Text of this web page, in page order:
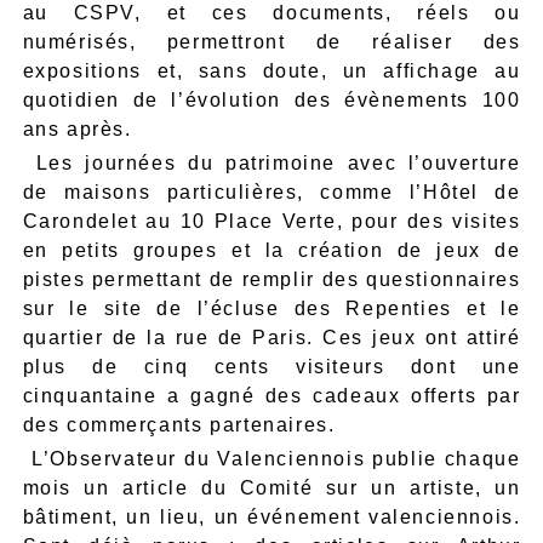
au CSPV, et ces documents, réels ou
numérisés, permettront de réaliser des
expositions et, sans doute, un affichage au
quotidien de l’évolution des évènements 100
ans après.
 Les journées du patrimoine avec l’ouverture
de maisons particulières, comme l’Hôtel de
Carondelet au 10 Place Verte, pour des visites
en petits groupes et la création de jeux de
pistes permettant de remplir des questionnaires
sur le site de l’écluse des Repenties et le
quartier de la rue de Paris. Ces jeux ont attiré
plus de cinq cents visiteurs dont une
cinquantaine a gagné des cadeaux offerts par
des commerçants partenaires.
 L’Observateur du Valenciennois publie chaque
mois un article du Comité sur un artiste, un
bâtiment, un lieu, un événement valenciennois.